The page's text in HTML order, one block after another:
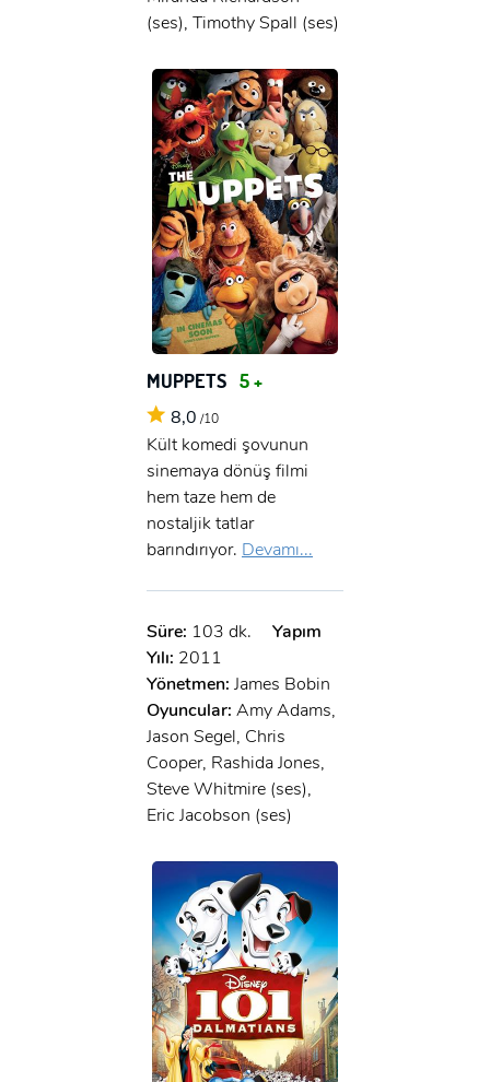
GIRIŞ YAP
E-Posta:
ÜYE OL
Ad Soyad:
(ses), Timothy Spall (ses)
MUPPETS 5 +
8,0 /10
Kült komedi şovunun
sinemaya dönüş filmi
hem taze hem de
nostaljik tatlar
barındırıyor. Devamı...
Süre: 103 dk.
Yapım
Yılı: 2011
Yönetmen: James Bobin
Oyuncular: Amy Adams,
Jason Segel, Chris
Cooper, Rashida Jones,
Steve Whitmire (ses),
Eric Jacobson (ses)